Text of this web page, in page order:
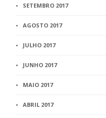
SETEMBRO 2017
AGOSTO 2017
JULHO 2017
JUNHO 2017
MAIO 2017
ABRIL 2017